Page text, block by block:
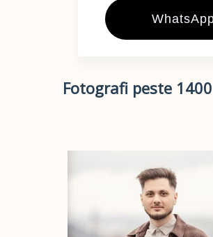
Fotografi peste